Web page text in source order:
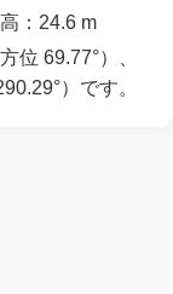
：24.6 m
位 69.77°）、
）です。